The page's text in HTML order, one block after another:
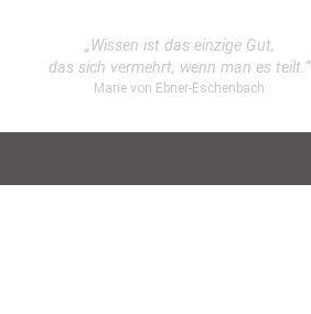
„Wissen ist das einzige Gut,
das sich vermehrt, wenn man es teilt.“
Marie von Ebner-Eschenbach